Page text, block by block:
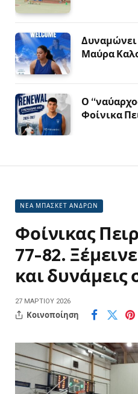
Δυναμώνει
Μαύρα
Ο
Φοίνικα
ΝΕΑ ΜΠΑΣΚΕΤ ΑΝΔΡΩΝ
Φοίνικας
77-82.
και δυνάμεις
27 ΜΑΡΤΊΟΥ 2026
Κοινοποίηση